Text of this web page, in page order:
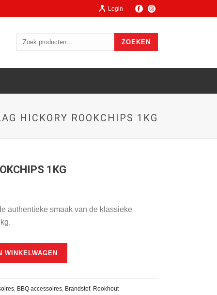
Login
ZOEKEN
HICKORY ROOKCHIPS 1KG
1KG
authentieke smaak van de klassieke
WINKELWAGEN
, BBQ accessoires, Brandstof, Rookhout